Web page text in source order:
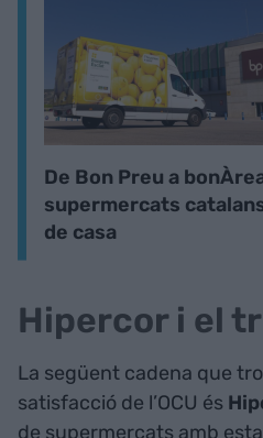
De Bon Preu a
supermercats
de casa
Hipercor i el
La següent cadena que
satisfacció de l’OCU és
de supermercats amb